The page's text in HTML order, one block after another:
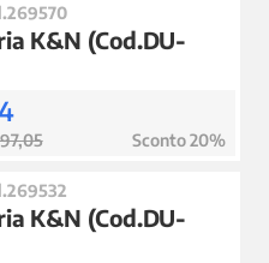
K&N (Cod.DU-
Sconto 20%
K&N (Cod.DU-